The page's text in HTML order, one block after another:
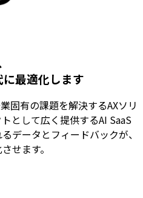
最適化します
固有の課題を解決するAXソリ
として広く提供するAI SaaS
データとフィードバックが、
せます。